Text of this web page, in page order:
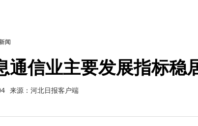
闻
通信业主要发展指标稳
来源：河北日报客户端